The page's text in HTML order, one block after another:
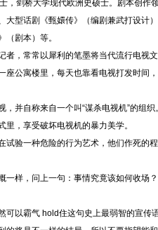
，剑桥大学现代欧洲史硕士。剧本创
大型话剧《甄嬛传》（编剧兼武打设
（剧本）等。
者，常常以犀利的笔墨将当代流行电视
座公寓楼里，每天也靠看电视打发时间
，并自称来自一个叫“谋杀电视机”的组
，享受破坏电视机的暴力美学。
试验一种危险的行为艺术，他们作死
一样，问上一句：事情究竟该如何收场？
可以霸气 hold住这句史上最弱智的宣传